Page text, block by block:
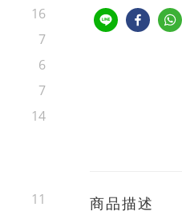
16
7
6
7
14
11
商品描述